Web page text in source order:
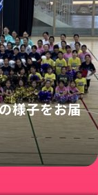
様子をお届